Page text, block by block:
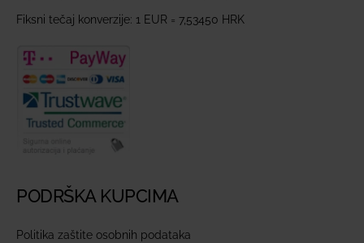
Fiksni tečaj konverzije: 1 EUR = 7,53450 HRK
PODRŠKA KUPCIMA
Politika zaštite osobnih podataka